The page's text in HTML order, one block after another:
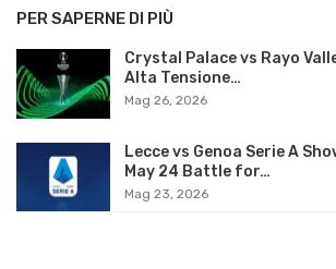
PER SAPERNE DI PIÙ
Crystal Palace vs Rayo
Alta Tensione…
Mag 26, 2026
Lecce vs Genoa Serie A
May 24 Battle for…
Mag 23, 2026